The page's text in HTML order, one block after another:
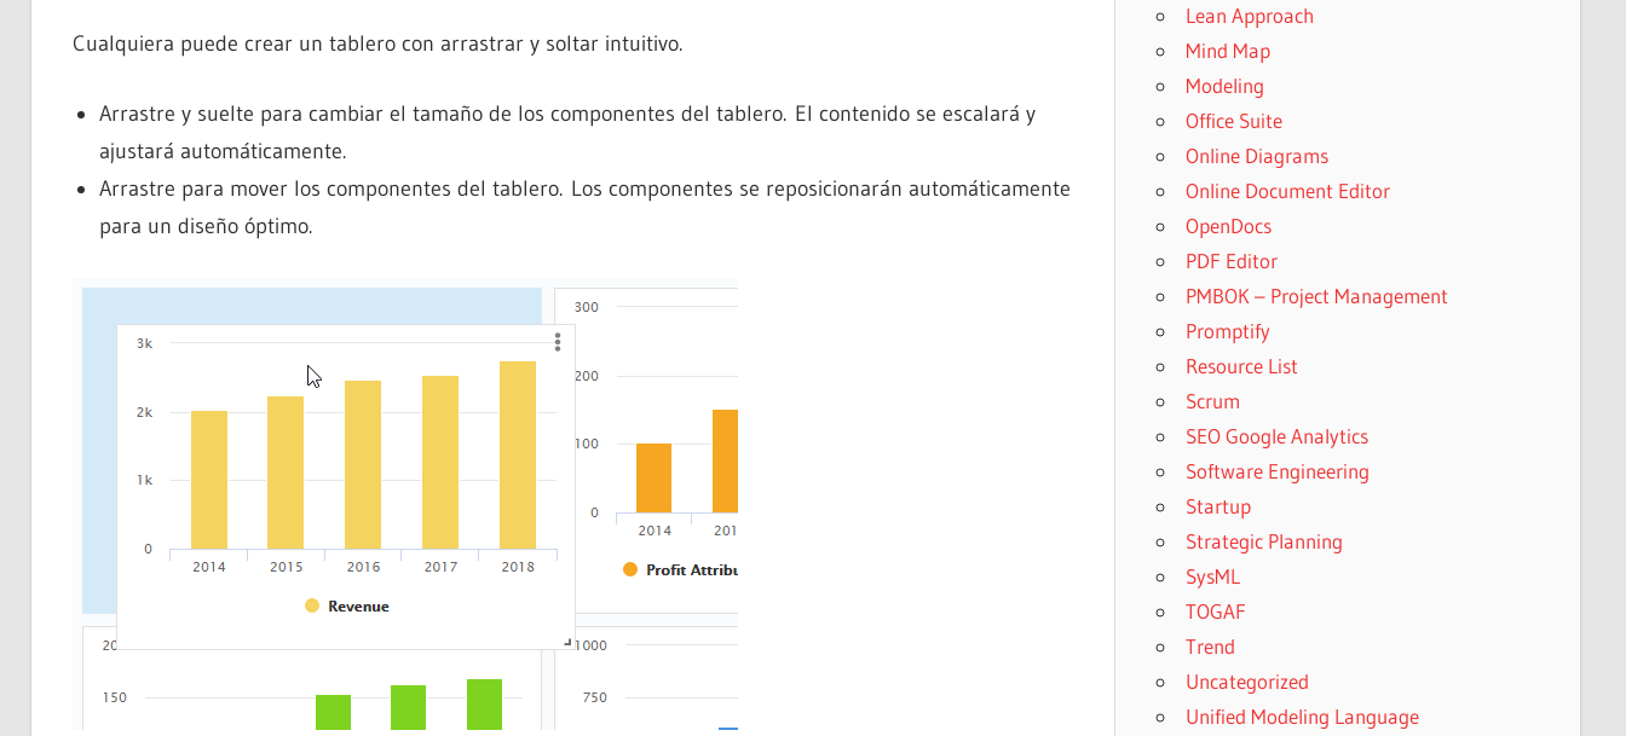
Cualquiera puede crear un tablero con arrastrar y soltar intuitivo.
Arrastre y suelte para cambiar el tamaño de los componentes del tablero. El contenido se escalará y
ajustará automáticamente.
Arrastre para mover los componentes del tablero. Los componentes se reposicionarán automáticamente
para un diseño óptimo.
Lean Approach
Mind Map
Modeling
Office Suite
Online Diagrams
Online Document Editor
OpenDocs
PDF Editor
PMBOK – Project Management
Promptify
Resource List
Scrum
SEO Google Analytics
Software Engineering
Startup
Strategic Planning
SysML
TOGAF
Trend
Uncategorized
Unified Modeling Language